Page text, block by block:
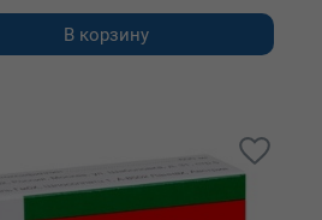
В корзину